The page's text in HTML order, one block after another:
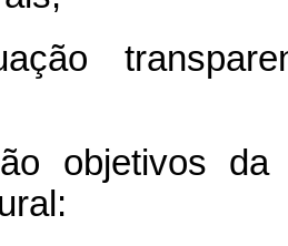
objetivos da